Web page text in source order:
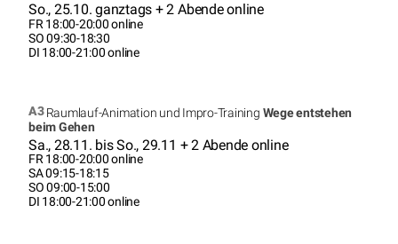
So., 25.10. ganztags + 2 Abende online
FR 18:00-20:00 online
SO 09:30-18:30
DI 18:00-21:00 online
A3 Raumlauf-Animation und Impro-Training Wege entstehen
beim Gehen
Sa., 28.11. bis So., 29.11 + 2 Abende online
FR 18:00-20:00 online
SA 09:15-18:15
SO 09:00-15:00
DI 18:00-21:00 online